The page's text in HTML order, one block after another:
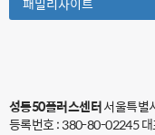
Dropdown
성동50플러스센터서울특별
등록번호 : 380-80-02245 대